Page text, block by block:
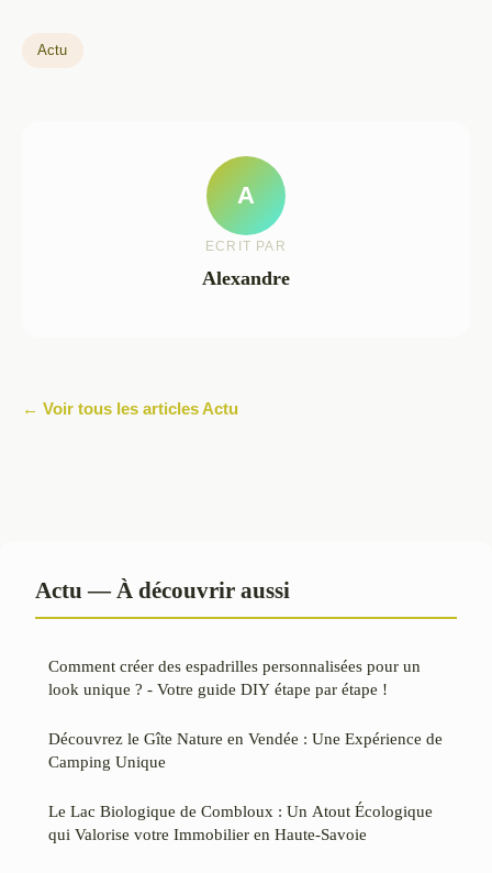
Actu
A
ECRIT PAR
Alexandre
← Voir tous les articles Actu
Actu — À découvrir aussi
Comment créer des espadrilles personnalisées pour un
look unique ? - Votre guide DIY étape par étape !
Découvrez le Gîte Nature en Vendée : Une Expérience de
Camping Unique
Le Lac Biologique de Combloux : Un Atout Écologique
qui Valorise votre Immobilier en Haute-Savoie